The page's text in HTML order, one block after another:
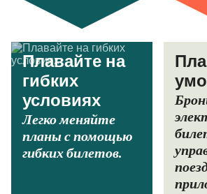
Плавайте на
гибких
условиях
Легко меняйте
планы с помощью
гибких билетов.